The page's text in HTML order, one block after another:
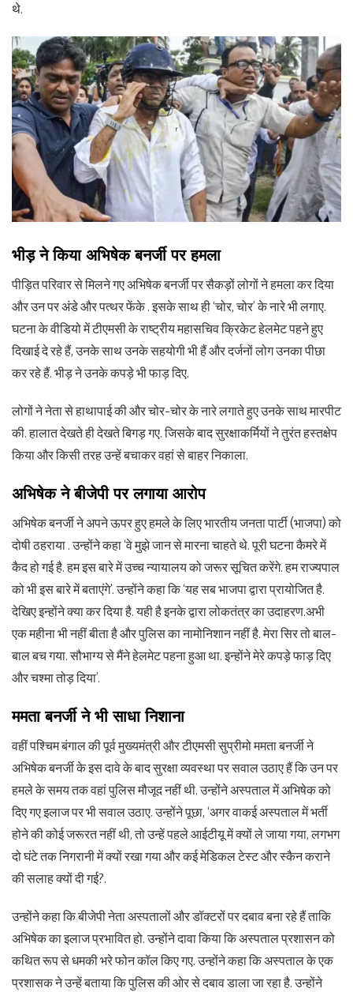
थे.
भीड़ ने किया अभिषेक बनर्जी पर हमला
पीड़ित परिवार से मिलने गए अभिषेक बनर्जी पर सैकड़ों लोगों ने हमला कर दिया
और उन पर अंडे और पत्थर फेंके . इसके साथ ही ‘चोर, चोर’ के नारे भी लगाए.
घटना के वीडियो में टीएमसी के राष्ट्रीय महासचिव क्रिकेट हेलमेट पहने हुए
दिखाई दे रहे हैं, उनके साथ उनके सहयोगी भी हैं और दर्जनों लोग उनका पीछा
कर रहे हैं. भीड़ ने उनके कपड़े भी फाड़ दिए.
लोगों ने नेता से हाथापाई की और चोर-चोर के नारे लगाते हुए उनके साथ मारपीट
की. हालात देखते ही देखते बिगड़ गए. जिसके बाद सुरक्षाकर्मियों ने तुरंत हस्तक्षेप
किया और किसी तरह उन्हें बचाकर वहां से बाहर निकाला.
अभिषेक ने बीजेपी पर लगाया आरोप
अभिषेक बनर्जी ने अपने ऊपर हुए हमले के लिए भारतीय जनता पार्टी (भाजपा) को
दोषी ठहराया . उन्होंने कहा ‘वे मुझे जान से मारना चाहते थे. पूरी घटना कैमरे में
कैद हो गई है. हम इस बारे में उच्च न्यायालय को जरूर सूचित करेंगे. हम राज्यपाल
को भी इस बारे में बताएंगे’. उन्होंने कहा कि ‘यह सब भाजपा द्वारा प्रायोजित है.
देखिए इन्होंने क्या कर दिया है. यही है इनके द्वारा लोकतंत्र का उदाहरण.अभी
एक महीना भी नहीं बीता है और पुलिस का नामोनिशान नहीं है. मेरा सिर तो बाल-
बाल बच गया. सौभाग्य से मैंने हेलमेट पहना हुआ था. इन्होंने मेरे कपड़े फाड़ दिए
और चश्मा तोड़ दिया’.
ममता बनर्जी ने भी साधा निशाना
वहीं पश्चिम बंगाल की पूर्व मुख्यमंत्री और टीएमसी सुप्रीमो ममता बनर्जी ने
अभिषेक बनर्जी के इस दावे के बाद सुरक्षा व्यवस्था पर सवाल उठाए हैं कि उन पर
हमले के समय तक वहां पुलिस मौजूद नहीं थी. उन्होंने अस्पताल में अभिषेक को
दिए गए इलाज पर भी सवाल उठाए. उन्होंने पूछा, ‘अगर वाकई अस्पताल में भर्ती
होने की कोई जरूरत नहीं थी, तो उन्हें पहले आईटीयू में क्यों ले जाया गया, लगभग
दो घंटे तक निगरानी में क्यों रखा गया और कई मेडिकल टेस्ट और स्कैन कराने
की सलाह क्यों दी गई?.
उन्होंने कहा कि बीजेपी नेता अस्पतालों और डॉक्टरों पर दबाव बना रहे हैं ताकि
अभिषेक का इलाज प्रभावित हो. उन्होंने दावा किया कि अस्पताल प्रशासन को
कथित रूप से धमकी भरे फोन कॉल किए गए. उन्होंने कहा कि अस्पताल के एक
प्रशासक ने उन्हें बताया कि पुलिस की ओर से दबाव डाला जा रहा है. उन्होंने